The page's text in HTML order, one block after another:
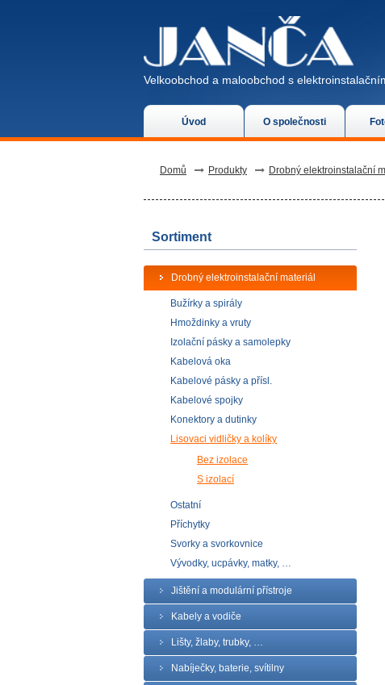
Úvod O společnosti
Velkoobchod a maloobchod s
Domů Produkty Drobný elektroinstalační
Sortiment
Drobný elektroinstalační materiál
Bužírky a spirály
Hmoždinky a vruty
Izolační pásky a samolepky
Kabelová oka
Kabelové pásky a přísl.
Kabelové spojky
Konektory a dutinky
Lisovaci vidličky a kolíky
Bez izolace
S izolací
Ostatní
Příchytky
Svorky a svorkovnice
Vývodky, ucpávky, matky, …
Jištění a modulární přístroje
Kabely a vodiče
Lišty, žlaby, trubky, …
Nabíječky, baterie, svítilny